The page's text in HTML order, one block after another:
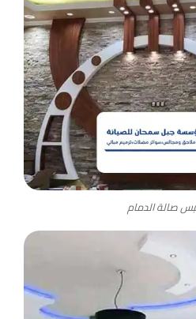
صالة الدمام